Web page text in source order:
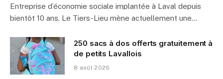
Entreprise d’économie sociale implantée à Laval depuis
bientôt 10 ans, Le Tiers-Lieu mène actuellement une…
250 sacs à dos offerts gratuitement à
de petits Lavallois
8 août 2026